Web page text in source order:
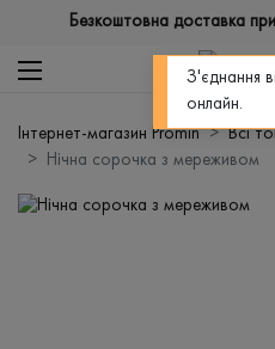
Безкоштовна доставка
Інтернет-магазин Promin
Всі
Нічна сорочка з мереживом
З'єднання
онлайн.